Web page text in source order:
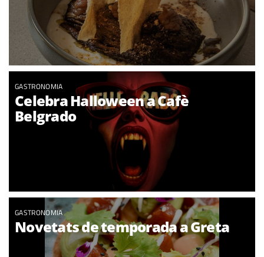
GASTRONOMIA
Celebra Halloween a Cafè
Belgrado
GASTRONOMIA
Novetats de temporada a Greta